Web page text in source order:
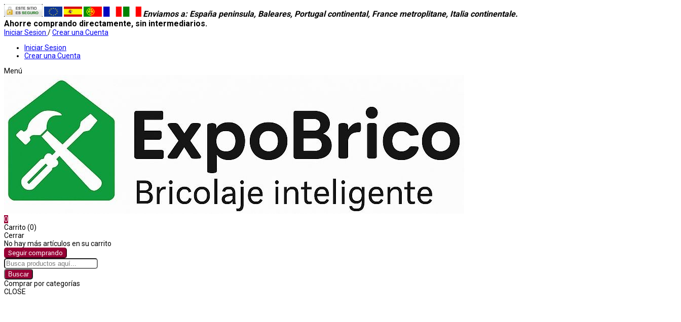
Enviamos a: España peninsula, Baleares, Portugal continental, France metroplitane, Italia continentale.
Ahorre comprando directamente, sin intermediarios.
Iniciar Sesion /Crear una Cuenta
Iniciar Sesion
Crear una Cuenta
Menú
0
Carrito (0)
Cerrar
No hay más artículos en su carrito
Seguir comprando
Buscar
Comprar por categorías
CLOSE